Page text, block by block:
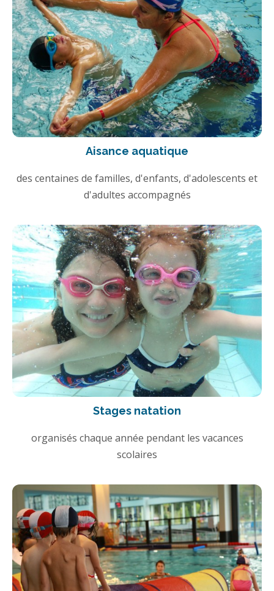
Aisance aquatique
des centaines de familles, d'enfants, d'adolescents et
d'adultes accompagnés
Stages natation
organisés chaque année pendant les vacances
scolaires